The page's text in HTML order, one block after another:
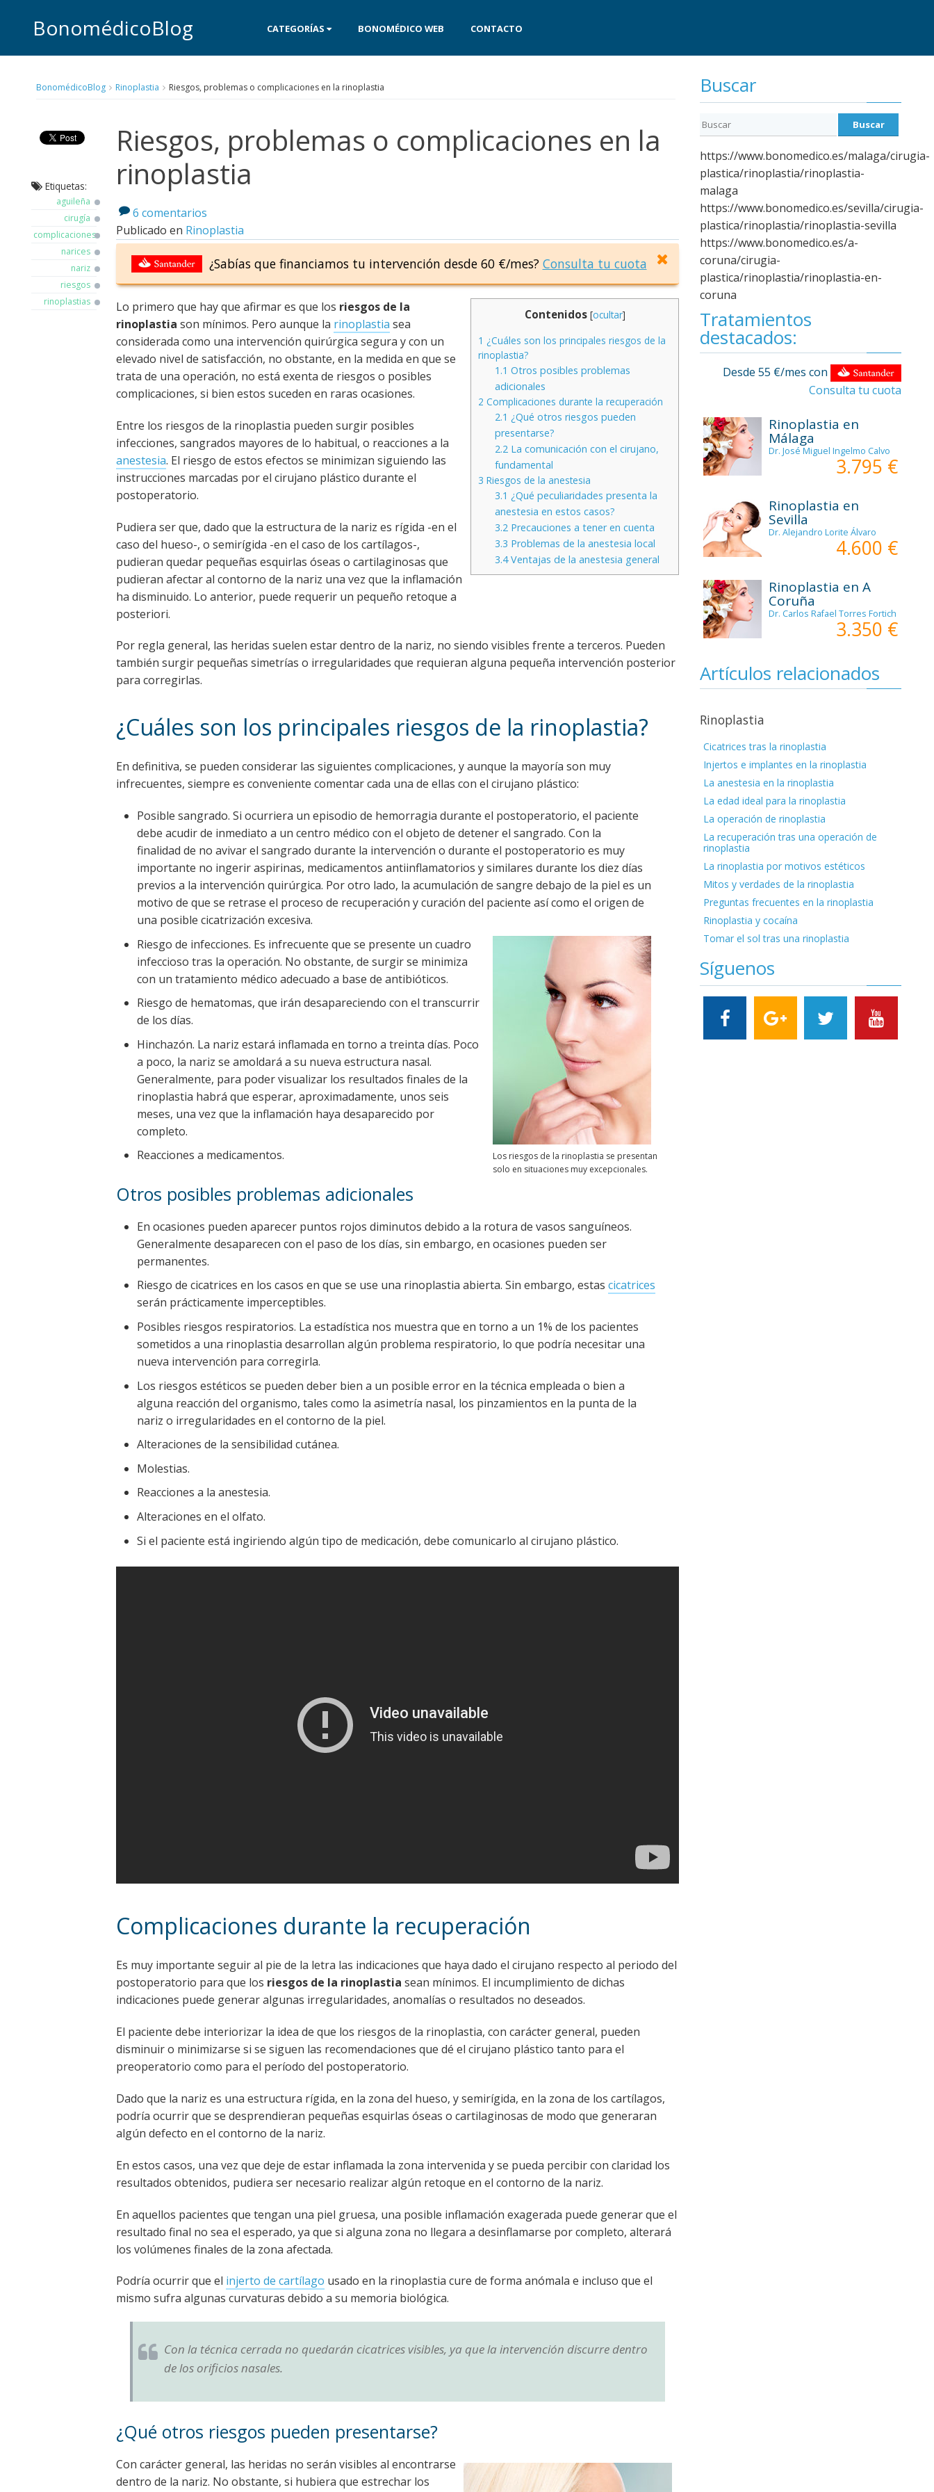
BonomédicoBlog CATEGORÍAS BONOMÉDICO WEB CONTACTO
BonomédicoBlog Rinoplastia Riesgos, problemas o complicaciones en la rinoplastia
Etiquetas:
aguileña
cirugía
complicaciones
narices
nariz
riesgos
rinoplastias
Riesgos, problemas o complicaciones en la
rinoplastia
6 comentarios
Publicado en Rinoplastia
¿Sabías que financiamos tu intervención desde 60 €/mes? Consulta tu cuota
Contenidos [ocultar]
1 ¿Cuáles son los principales riesgos de la
rinoplastia?
1.1 Otros posibles problemas
adicionales
2 Complicaciones durante la recuperación
2.1 ¿Qué otros riesgos pueden
presentarse?
2.2 La comunicación con el cirujano,
fundamental
3 Riesgos de la anestesia
3.1 ¿Qué peculiaridades presenta la
anestesia en estos casos?
3.2 Precauciones a tener en cuenta
3.3 Problemas de la anestesia local
3.4Ventajas de la anestesia general
Lo primero que hay que afirmar es que los riesgos de la
rinoplastia son mínimos. Pero aunque la rinoplastia sea
considerada como una intervención quirúrgica segura y con un
elevado nivel de satisfacción, no obstante, en la medida en que se
trata de una operación, no está exenta de riesgos o posibles
complicaciones, si bien estos suceden en raras ocasiones.
Entre los riesgos de la rinoplastia pueden surgir posibles
infecciones, sangrados mayores de lo habitual, o reacciones a la
anestesia. El riesgo de estos efectos se minimizan siguiendo las
instrucciones marcadas por el cirujano plástico durante el
postoperatorio.
Pudiera ser que, dado que la estructura de la nariz es rígida -en el
caso del hueso-, o semirígida -en el caso de los cartílagos-,
pudieran quedar pequeñas esquirlas óseas o cartilaginosas que
pudieran afectar al contorno de la nariz una vez que la inflamación
ha disminuido. Lo anterior, puede requerir un pequeño retoque a
posteriori.
Por regla general, las heridas suelen estar dentro de la nariz, no siendo visibles frente a terceros. Pueden
también surgir pequeñas simetrías o irregularidades que requieran alguna pequeña intervención posterior
para corregirlas.
¿Cuáles son los principales riesgos de la rinoplastia?
En definitiva, se pueden considerar las siguientes complicaciones, y aunque la mayoría son muy
infrecuentes, siempre es conveniente comentar cada una de ellas con el cirujano plástico:
Posible sangrado. Si ocurriera un episodio de hemorragia durante el postoperatorio, el paciente
debe acudir de inmediato a un centro médico con el objeto de detener el sangrado. Con la
finalidad de no avivar el sangrado durante la intervención o durante el postoperatorio es muy
importante no ingerir aspirinas, medicamentos antiinflamatorios y similares durante los diez días
previos a la intervención quirúrgica. Por otro lado, la acumulación de sangre debajo de la piel es un
motivo de que se retrase el proceso de recuperación y curación del paciente así como el origen de
una posible cicatrización excesiva.
Los riesgos de la rinoplastia se presentan
solo en situaciones muy excepcionales.
Riesgo de infecciones. Es infrecuente que se presente un cuadro
infeccioso tras la operación. No obstante, de surgir se minimiza
con un tratamiento médico adecuado a base de antibióticos.
Riesgo de hematomas, que irán desapareciendo con el transcurrir
de los días.
Hinchazón. La nariz estará inflamada en torno a treinta días. Poco
a poco, la nariz se amoldará a su nueva estructura nasal.
Generalmente, para poder visualizar los resultados finales de la
rinoplastia habrá que esperar, aproximadamente, unos seis
meses, una vez que la inflamación haya desaparecido por
completo.
Reacciones a medicamentos.
Otros posibles problemas adicionales
En ocasiones pueden aparecer puntos rojos diminutos debido a la rotura de vasos sanguíneos.
Generalmente desaparecen con el paso de los días, sin embargo, en ocasiones pueden ser
permanentes.
Riesgo de cicatrices en los casos en que se use una rinoplastia abierta. Sin embargo, estas cicatrices
serán prácticamente imperceptibles.
Posibles riesgos respiratorios. La estadística nos muestra que en torno a un 1% de los pacientes
sometidos a una rinoplastia desarrollan algún problema respiratorio, lo que podría necesitar una
nueva intervención para corregirla.
Los riesgos estéticos se pueden deber bien a un posible error en la técnica empleada o bien a
alguna reacción del organismo, tales como la asimetría nasal, los pinzamientos en la punta de la
nariz o irregularidades en el contorno de la piel.
Alteraciones de la sensibilidad cutánea.
Molestias.
Reacciones a la anestesia.
Alteraciones en el olfato.
Si el paciente está ingiriendo algún tipo de medicación, debe comunicarlo al cirujano plástico.
Complicaciones durante la recuperación
Es muy importante seguir al pie de la letra las indicaciones que haya dado el cirujano respecto al periodo del
postoperatorio para que los riesgos de la rinoplastia sean mínimos. El incumplimiento de dichas
indicaciones puede generar algunas irregularidades, anomalías o resultados no deseados.
El paciente debe interiorizar la idea de que los riesgos de la rinoplastia, con carácter general, pueden
disminuir o minimizarse si se siguen las recomendaciones que dé el cirujano plástico tanto para el
preoperatorio como para el período del postoperatorio.
Dado que la nariz es una estructura rígida, en la zona del hueso, y semirígida, en la zona de los cartílagos,
podría ocurrir que se desprendieran pequeñas esquirlas óseas o cartilaginosas de modo que generaran
algún defecto en el contorno de la nariz.
En estos casos, una vez que deje de estar inflamada la zona intervenida y se pueda percibir con claridad los
resultados obtenidos, pudiera ser necesario realizar algún retoque en el contorno de la nariz.
En aquellos pacientes que tengan una piel gruesa, una posible inflamación exagerada puede generar que el
resultado final no sea el esperado, ya que si alguna zona no llegara a desinflamarse por completo, alterará
los volúmenes finales de la zona afectada.
Podría ocurrir que el injerto de cartílago usado en la rinoplastia cure de forma anómala e incluso que el
mismo sufra algunas curvaturas debido a su memoria biológica.
Con la técnica cerrada no quedarán cicatrices visibles, ya que la intervención discurre dentro
de los orificios nasales.
¿Qué otros riesgos pueden presentarse?
Con carácter general, las heridas no serán visibles al encontrarse
dentro de la nariz. No obstante, si hubiera que estrechar los
Buscar
https://www.bonomedico.es/malaga/cirugia-
plastica/rinoplastia/rinoplastia-
malaga
https://www.bonomedico.es/sevilla/cirugia-
plastica/rinoplastia/rinoplastia-sevilla
https://www.bonomedico.es/a-
coruna/cirugia-
plastica/rinoplastia/rinoplastia-en-
coruna
Tratamientos
destacados:
Desde 55 €/mes con
Consulta tu cuota
Rinoplastia en
Málaga
Dr. José Miguel Ingelmo Calvo
3.795 €
Rinoplastia en
Sevilla
Dr. Alejandro Lorite Álvaro
4.600 €
Rinoplastia en A
Coruña
Dr. Carlos Rafael Torres Fortich
3.350 €
Artículos relacionados
Rinoplastia
Cicatrices tras la rinoplastia
Injertos e implantes en la rinoplastia
La anestesia en la rinoplastia
La edad ideal para la rinoplastia
La operación de rinoplastia
La recuperación tras una operación de
rinoplastia
La rinoplastia por motivos estéticos
Mitos y verdades de la rinoplastia
Preguntas frecuentes en la rinoplastia
Rinoplastia y cocaína
Tomar el sol tras una rinoplastia
Síguenos